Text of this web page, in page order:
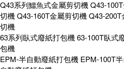
Q43系列鱷魚式金屬剪切機Q43-
切機Q43-160T金屬剪切機Q43-
切機
63系列臥式廢紙打包機63-100T臥式
包機
EPM-半自動廢紙打包機 EPM-100T